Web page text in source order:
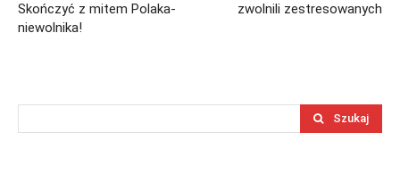
Skończyć z mitem Polaka-
niewolnika!
zwolnili zestresowanych
Szukaj